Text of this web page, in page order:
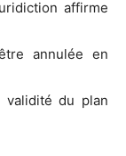
affirme
annulée en
validité du plan